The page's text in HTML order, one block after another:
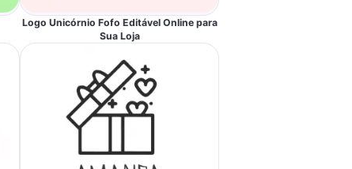
Logo Unicórnio Fofo Editável Online para
Sua Loja